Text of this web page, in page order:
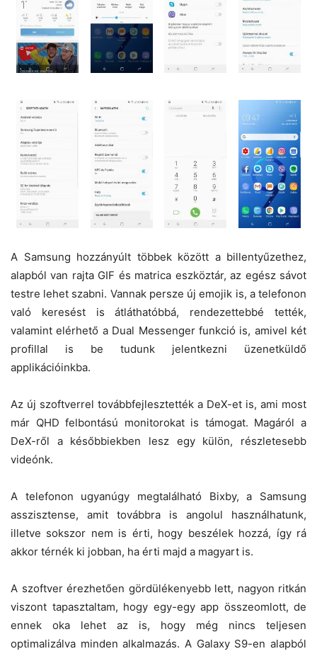
A Samsung hozzányúlt többek között a billentyűzethez,
alapból van rajta GIF és matrica eszköztár, az egész sávot
testre lehet szabni. Vannak persze új emojik is, a telefonon
való keresést is átláthatóbbá, rendezettebbé tették,
valamint elérhető a Dual Messenger funkció is, amivel két
profillal is be tudunk jelentkezni üzenetküldő
applikációinkba.
Az új szoftverrel továbbfejlesztették a DeX-et is, ami most
már QHD felbontású monitorokat is támogat. Magáról a
DeX-ről a későbbiekben lesz egy külön, részletesebb
videónk.
A telefonon ugyanúgy megtalálható Bixby, a Samsung
asszisztense, amit továbbra is angolul használhatunk,
illetve sokszor nem is érti, hogy beszélek hozzá, így rá
akkor térnék ki jobban, ha érti majd a magyart is.
A szoftver érezhetően gördülékenyebb lett, nagyon ritkán
viszont tapasztaltam, hogy egy-egy app összeomlott, de
ennek oka lehet az is, hogy még nincs teljesen
optimalizálva minden alkalmazás. A Galaxy S9-en alapból